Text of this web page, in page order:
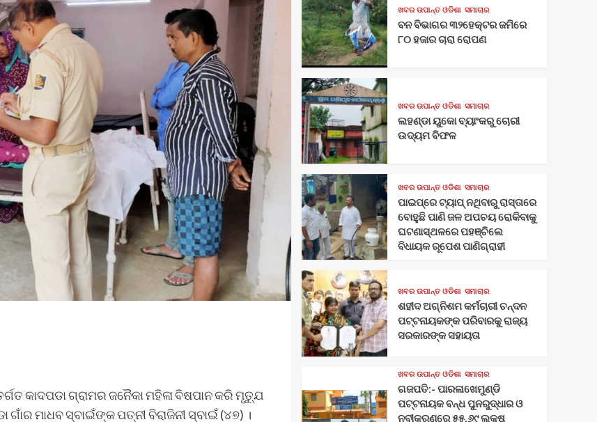
କାଦପଡା ଗ୍ରାମର ଜନୈକା ମହିଳା ବିଷପାନ କରି ମୃତ୍ଯୁ
ମାଧବ ସ୍ବାଇଁଙ୍କ ପତ୍ନୀ ବିରାଜିନୀ ସ୍ବାଇଁ (୪୭) ।
ଖବର ଉପାନ୍ତ ଓଡିଶା ସମାଚାର
ବନ ବିଭାଗର ୩୨ହେକ୍ଟର ଜମିରେ
୮୦ ହଜାର ଚାରା ରୋପଣ
ଖବର ଉପାନ୍ତ ଓଡିଶା ସମାଚାର
ଲହଣ୍ଡା ୟୁକୋ ବ୍ୟାଂକରୁ ଚୋରୀ
ଉଦ୍ୟମ ବିଫଳ
ଖବର ଉପାନ୍ତ ଓଡିଶା ସମାଚାର
ପାଇପ୍‌ରେ ଟ୍ୟାପ୍‌ ନଥିବାରୁ ରାସ୍ତାରେ
ବୋହୁଛି ପାଣି ଜଳ ଅପଚୟ ରୋକିବାକୁ
ଘଟଣାସ୍ଥଳରେ ପହଞ୍ଚିଲେ
ବିଧାୟକ ରୂପେଶ ପାଣିଗ୍ରାହୀ
ଖବର ଉପାନ୍ତ ଓଡିଶା ସମାଚାର
ଶହୀଦ ଅଗ୍ନିଶମ କର୍ମଚାରୀ ଚନ୍ଦନ
ପଟ୍ଟନାୟକଙ୍କ ପରିବାରକୁ ରାଜ୍ୟ
ସରକାରଙ୍କ ସହାୟତା
ଖବର ଉପାନ୍ତ ଓଡିଶା ସମାଚାର
ଗଜପତି:- ପାରଳାଖେମୁଣ୍ଡି
ପଟ୍ଟନାୟକ ବନ୍ଧ ପୁନରୁଦ୍ଧାର ଓ
ନବୀକରଣରେ ୫୫.୬୯ ଲକ୍ଷ